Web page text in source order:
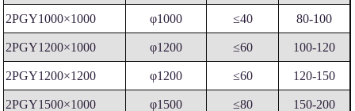
2PGY1000×1000 φ1000 ≤40 80-100
2PGY1200×1000 φ1200 ≤60 100-120
2PGY1200×1200 φ1200 ≤60 120-150
2PGY1500×1000 φ1500 ≤80 150-200